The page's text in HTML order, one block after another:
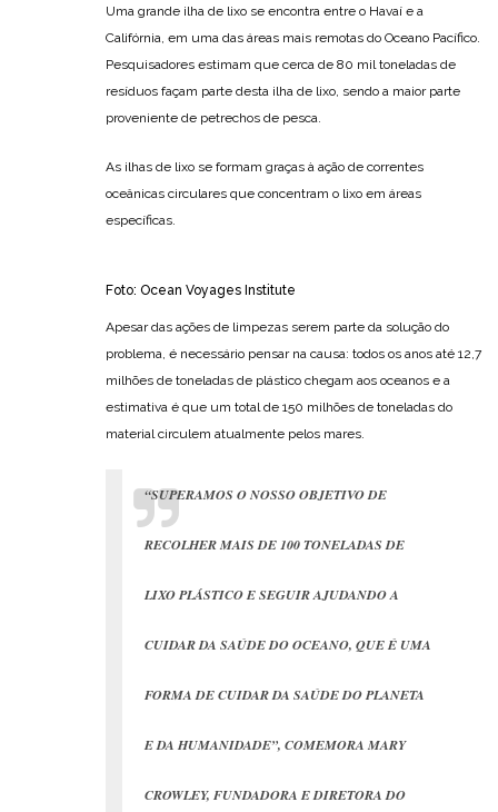
Uma grande ilha de lixo se encontra entre o Havaí e a
Califórnia, em uma das áreas mais remotas do Oceano Pacífico.
Pesquisadores estimam que cerca de 80 mil toneladas de
resíduos façam parte desta ilha de lixo, sendo a maior parte
proveniente de petrechos de pesca.
As ilhas de lixo se formam graças à ação de correntes
oceânicas circulares que concentram o lixo em áreas
específicas.
Foto: Ocean Voyages Institute
Apesar das ações de limpezas serem parte da solução do
problema, é necessário pensar na causa: todos os anos até 12,7
milhões de toneladas de plástico chegam aos oceanos e a
estimativa é que um total de 150 milhões de toneladas do
material circulem atualmente pelos mares.
“SUPERAMOS O NOSSO OBJETIVO DE
RECOLHER MAIS DE 100 TONELADAS DE
LIXO PLÁSTICO E SEGUIR AJUDANDO A
CUIDAR DA SAÚDE DO OCEANO, QUE É UMA
FORMA DE CUIDAR DA SAÚDE DO PLANETA
E DA HUMANIDADE”, COMEMORA MARY
CROWLEY, FUNDADORA E DIRETORA DO